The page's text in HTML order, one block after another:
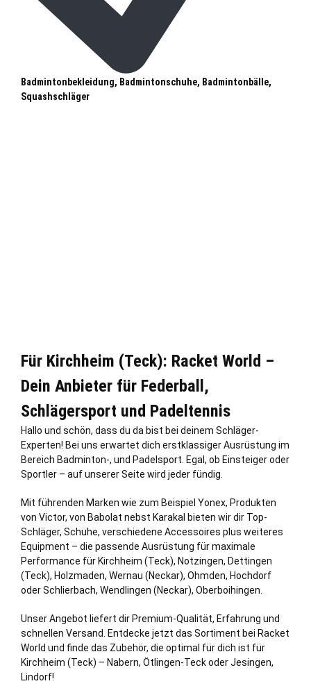
Badmintonbekleidung, Badmintonschuhe, Badmintonbälle,
Squashschläger
Für Kirchheim (Teck): Racket World –
Dein Anbieter für Federball,
Schlägersport und Padeltennis
Hallo und schön, dass du da bist bei deinem Schläger-
Experten! Bei uns erwartet dich erstklassiger Ausrüstung im
Bereich Badminton-, und Padelsport. Egal, ob Einsteiger oder
Sportler – auf unserer Seite wird jeder fündig.
Mit führenden Marken wie zum Beispiel Yonex, Produkten
von Victor, von Babolat nebst Karakal bieten wir dir Top-
Schläger, Schuhe, verschiedene Accessoires plus weiteres
Equipment – die passende Ausrüstung für maximale
Performance für Kirchheim (Teck), Notzingen, Dettingen
(Teck), Holzmaden, Wernau (Neckar), Ohmden, Hochdorf
oder Schlierbach, Wendlingen (Neckar), Oberboihingen.
Unser Angebot liefert dir Premium-Qualität, Erfahrung und
schnellen Versand. Entdecke jetzt das Sortiment bei Racket
World und finde das Zubehör, die optimal für dich ist für
Kirchheim (Teck) – Nabern, Ötlingen-Teck oder Jesingen,
Lindorf!